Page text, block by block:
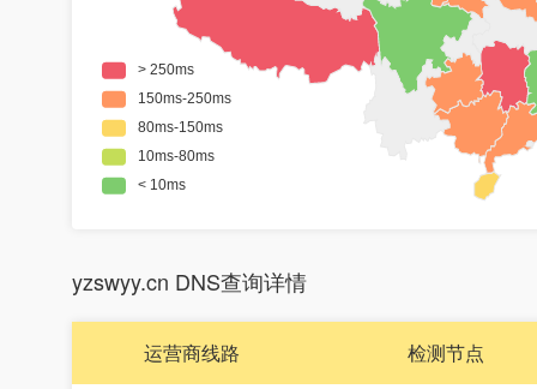
yzswyy.cn DNS查询详情
运营商线路 检测节点